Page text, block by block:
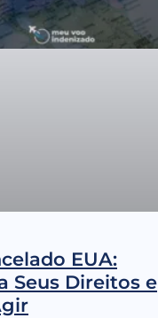
EUA:
Seus Direitos e